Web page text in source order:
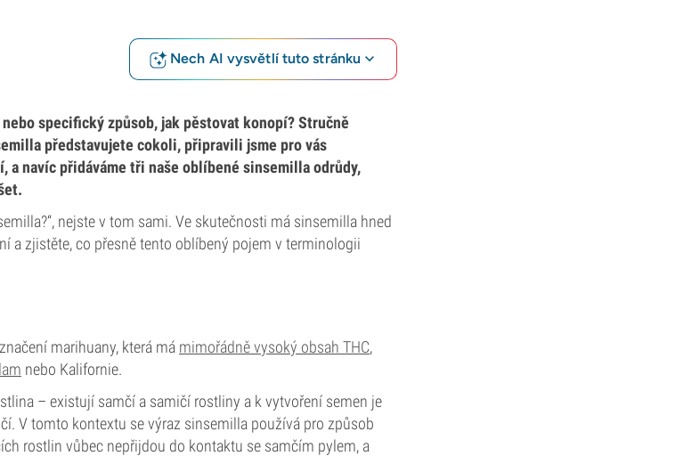
Nech AI vysvětlí tuto stránku
specifický způsob, jak pěstovat konopí? Stručně
představujete cokoli, připravili jsme pro vás
navíc přidáváme tři naše oblíbené sinsemilla odrůdy,
nejste v tom sami. Ve skutečnosti má sinsemilla hned
a zjistěte, co přesně tento oblíbený pojem v terminologii
marihuany, která má mimořádně vysoký obsah THC,
nebo Kalifornie.
– existují samčí a samičí rostliny a k vytvoření semen je
V tomto kontextu se výraz sinsemilla používá pro způsob
rostlin vůbec nepřijdou do kontaktu se samčím pylem, a